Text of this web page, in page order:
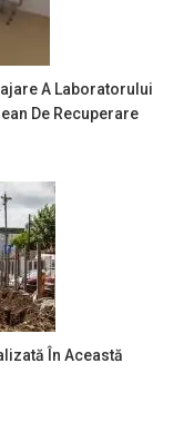
A Laboratorului
De Recuperare
În Această